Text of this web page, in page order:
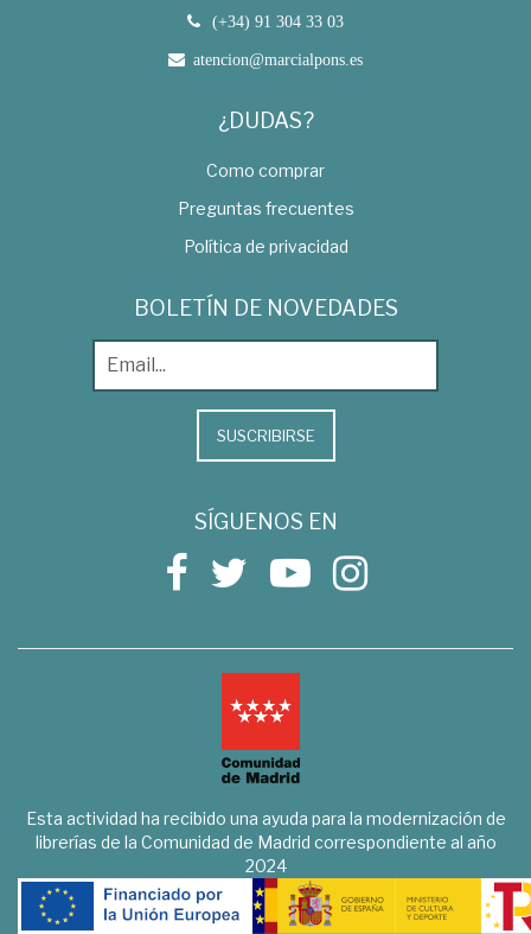
(+34) 91 304 33 03
atencion@marcialpons.es
¿DUDAS?
Como comprar
Preguntas frecuentes
Política de privacidad
BOLETÍN DE NOVEDADES
SUSCRIBIRSE
SÍGUENOS EN
Esta actividad ha recibido una ayuda para la modernización de
librerías de la Comunidad de Madrid correspondiente al año
2024